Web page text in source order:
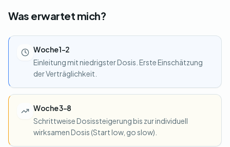
Was erwartet mich?
Woche 1–2
Einleitung mit niedrigster Dosis. Erste Einschätzung
der Verträglichkeit.
Woche 3–8
Schrittweise Dosissteigerung bis zur individuell
wirksamen Dosis (Start low, go slow).